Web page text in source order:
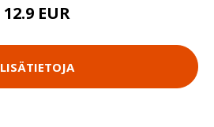
12.9 EUR
LISÄTIETOJA